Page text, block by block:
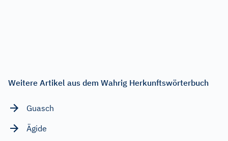
Weitere Artikel aus dem Wahrig Herkunftswörterbuch
Guasch
Ägide